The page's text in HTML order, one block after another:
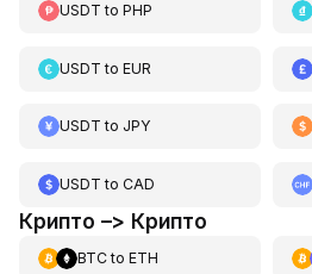
USDT to PHP
USDT to EUR
USDT to JPY
USDT to CAD
Крипто –> Крипто
BTCto ETH